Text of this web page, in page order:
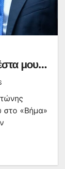
μου…
στο «Βήμα»